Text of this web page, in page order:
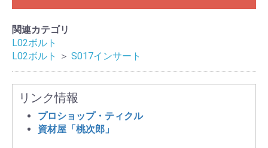
関連カテゴリ
L02ボルト
L02ボルト
＞ S017インサート
リンク情報
プロショップ・ティクル
資材屋「桃次郎」